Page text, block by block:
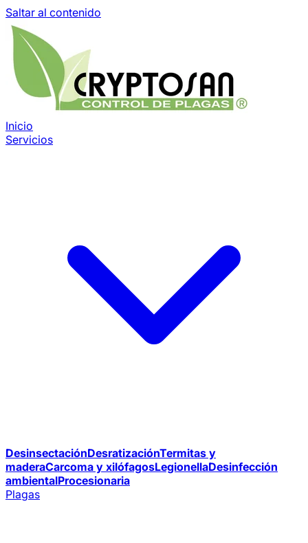
Saltar al contenido
Inicio
Servicios
DesinsectaciónDesratizaciónTermitas y
maderaCarcoma y xilófagosLegionellaDesinfección
ambientalProcesionaria
Plagas